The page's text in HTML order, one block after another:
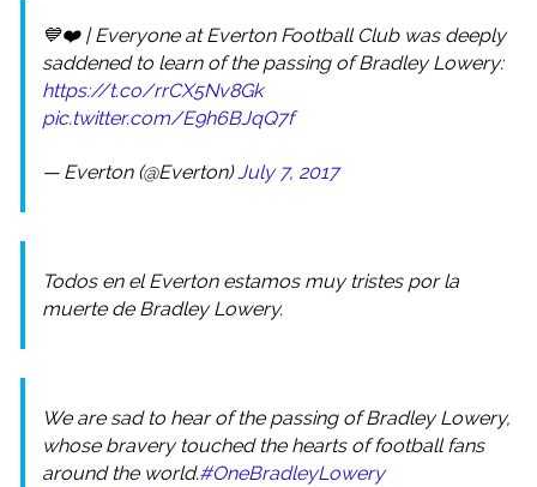
💙❤️ | Everyone at Everton Football Club was deeply
saddened to learn of the passing of Bradley Lowery:
https://t.co/rrCX5Nv8Gk
pic.twitter.com/E9h6BJqQ7f
— Everton (@Everton)July 7, 2017
Todos en el Everton estamos muy tristes por la
muerte de Bradley Lowery.
We are sad to hear of the passing of Bradley Lowery,
whose bravery touched the hearts of football fans
around the world.#OneBradleyLowery